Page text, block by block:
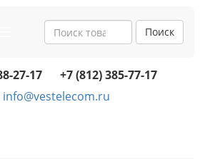
navigation
Поиск
27-17
+7 (812) 385-77-17
info@vestelecom.ru